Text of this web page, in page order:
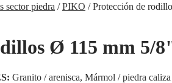
sector piedra /PIKO /Protección de
Ø 115 mm 5/
Granito / arenisca, Mármol / piedra caliza